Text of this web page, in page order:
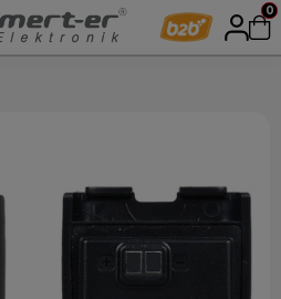
0